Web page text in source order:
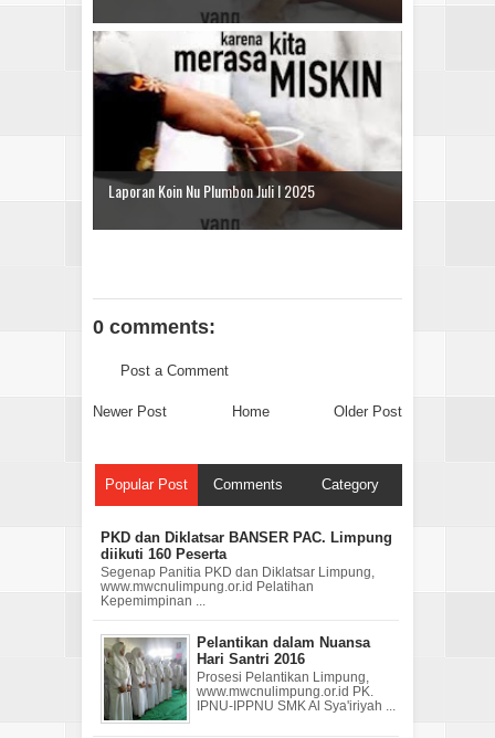
Laporan Koin Nu Plumbon Juli I 2025
0 comments:
Post a Comment
Newer Post Older Post
Home
Popular Post Comments Category
PKD dan Diklatsar BANSER PAC. Limpung
diikuti 160 Peserta
Segenap Panitia PKD dan Diklatsar Limpung,
www.mwcnulimpung.or.id Pelatihan
Kepemimpinan ...
Pelantikan dalam Nuansa
Hari Santri 2016
Prosesi Pelantikan Limpung,
www.mwcnulimpung.or.id PK.
IPNU-IPPNU SMK Al Sya'iriyah ...